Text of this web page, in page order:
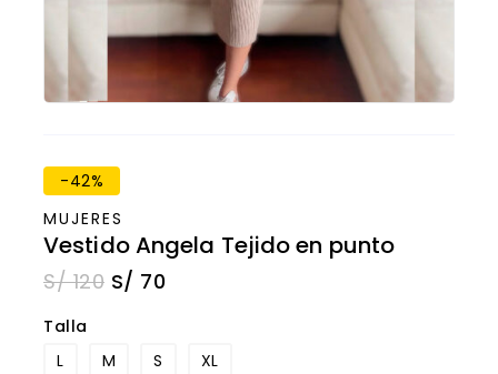
-42%
MUJERES
Vestido Angela Tejido en punto
S/120 S/ 70
Talla
L
M S XL